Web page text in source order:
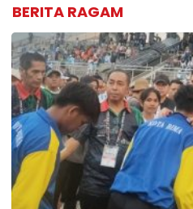
BERITA RAGAM